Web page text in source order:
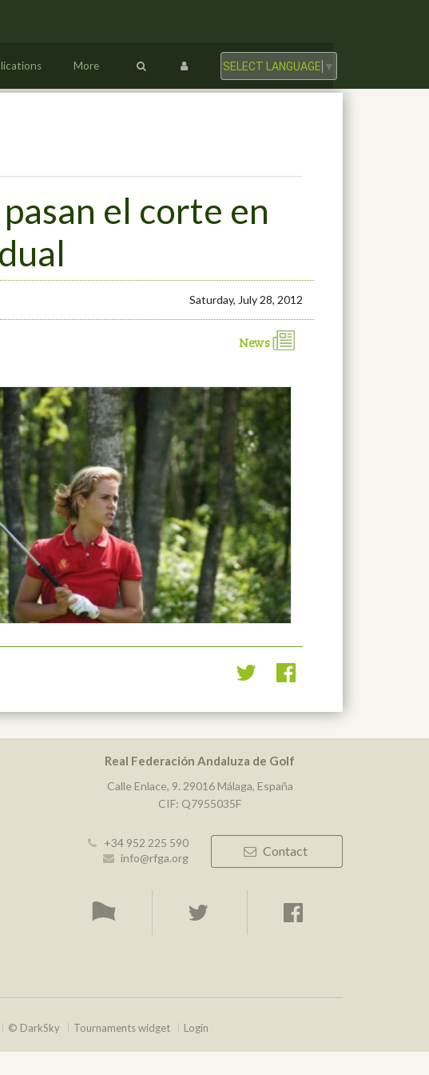
More SELECT LANGUAGE ▼
el corte en
Saturday, July 28, 2012
News
Real Federación Andaluza de Golf
Calle Enlace, 9. 29016 Málaga, España
CIF: Q7955035F
+34 952 225 590
info@rfga.org
Contact
© DarkSky Tournaments widget Login